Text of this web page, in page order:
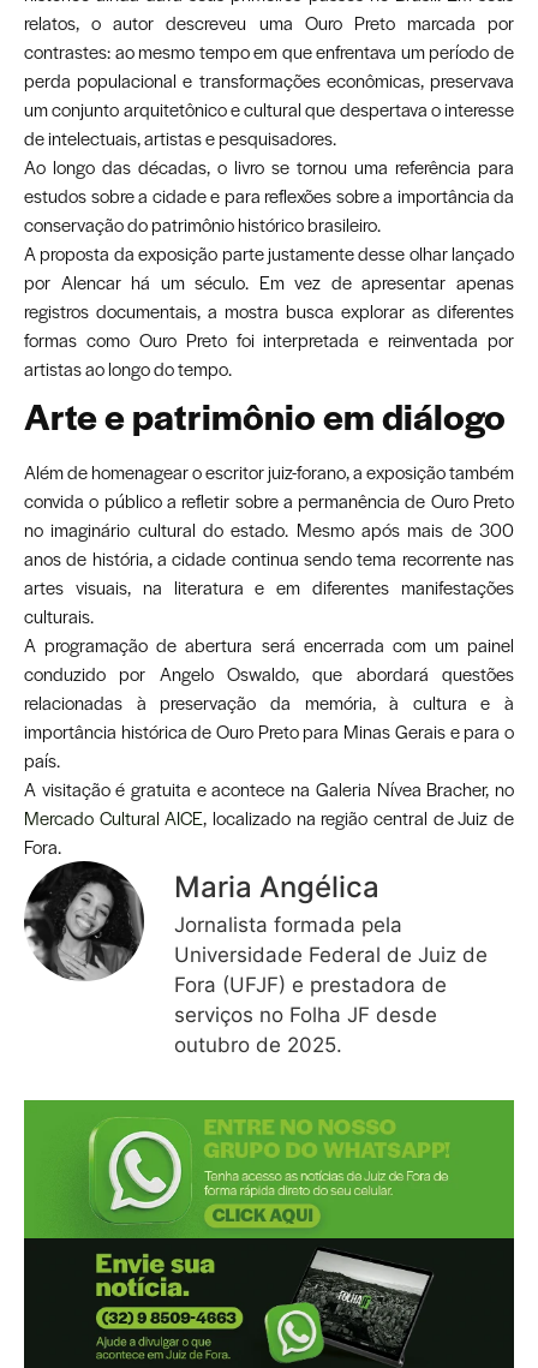
relatos, o autor descreveu uma Ouro Preto marcada por
contrastes: ao mesmo tempo em que enfrentava um período de
perda populacional e transformações econômicas, preservava
um conjunto arquitetônico e cultural que despertava o interesse
de intelectuais, artistas e pesquisadores.
Ao longo das décadas, o livro se tornou uma referência para
estudos sobre a cidade e para reflexões sobre a importância da
conservação do patrimônio histórico brasileiro.
A proposta da exposição parte justamente desse olhar lançado
por Alencar há um século. Em vez de apresentar apenas
registros documentais, a mostra busca explorar as diferentes
formas como Ouro Preto foi interpretada e reinventada por
artistas ao longo do tempo.
Arte e patrimônio em diálogo
Além de homenagear o escritor juiz-forano, a exposição também
convida o público a refletir sobre a permanência de Ouro Preto
no imaginário cultural do estado. Mesmo após mais de 300
anos de história, a cidade continua sendo tema recorrente nas
artes visuais, na literatura e em diferentes manifestações
culturais.
A programação de abertura será encerrada com um painel
conduzido por Angelo Oswaldo, que abordará questões
relacionadas à preservação da memória, à cultura e à
importância histórica de Ouro Preto para Minas Gerais e para o
país.
A visitação é gratuita e acontece na Galeria Nívea Bracher, no
Mercado Cultural AICE, localizado na região central de Juiz de
Fora.
Maria Angélica
Jornalista formada pela
Universidade Federal de Juiz de
Fora (UFJF) e prestadora de
serviços no Folha JF desde
outubro de 2025.